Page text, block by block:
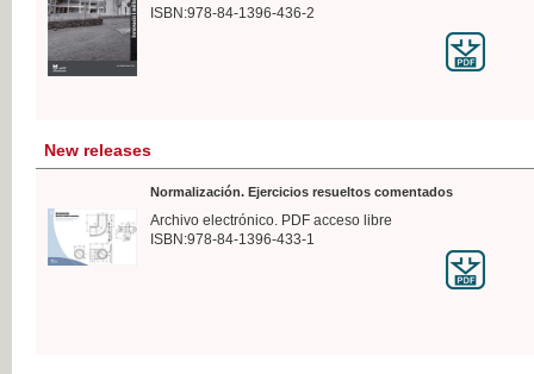
ISBN:978-84-1396-436-2
New releases
Normalización. Ejercicios resueltos comentados
Archivo electrónico. PDF acceso libre
ISBN:978-84-1396-433-1